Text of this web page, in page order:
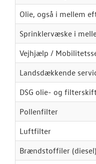
Olie, også i mellem
Sprinklervæske i
Vejhjælp /
Landsdækkende
DSG olie- og
Pollenfilter
Luftfilter
Brændstoffiler (diesel)